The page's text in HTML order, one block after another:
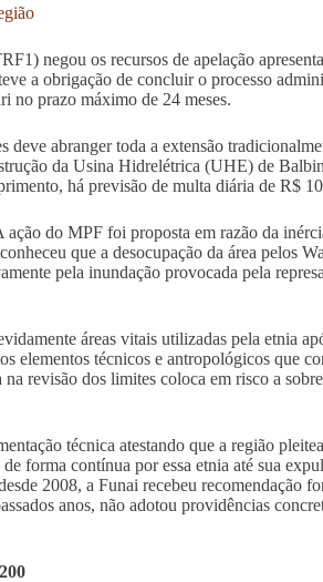
negou os recursos de apelação
a obrigação de concluir o processo
no prazo máximo de 24 meses.
deve abranger toda a extensão
da Usina Hidrelétrica (UHE) de
há previsão de multa diária de R$
ação do MPF foi proposta em razão da
que a desocupação da área pelos
pela inundação provocada pela
áreas vitais utilizadas pela etnia
elementos técnicos e antropológicos que
na revisão dos limites coloca em risco a
técnica atestando que a região
forma contínua por essa etnia até sua
2008, a Funai recebeu recomendação
anos, não adotou providências